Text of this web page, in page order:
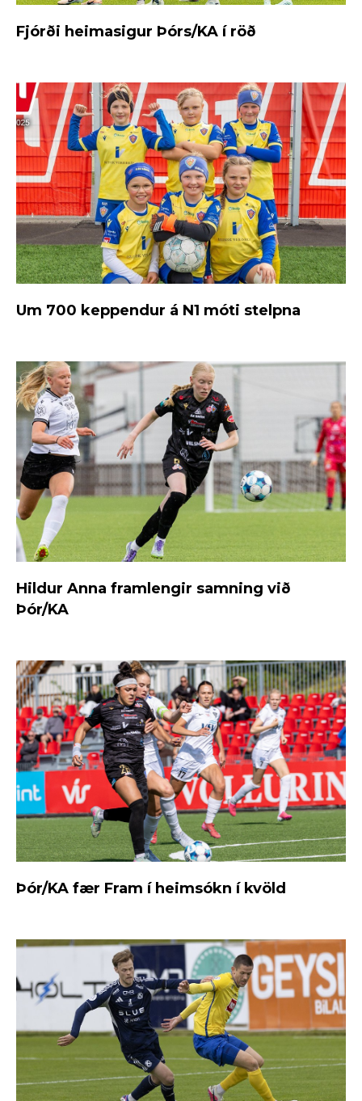
Fjórði heimasigur Þórs/KA í röð
Um 700 keppendur á N1 móti stelpna
Hildur Anna framlengir samning við
Þór/KA
Þór/KA fær Fram í heimsókn í kvöld